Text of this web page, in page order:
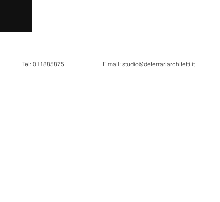
Tel: 011885875 E mail: studio@deferrariarchitetti.it